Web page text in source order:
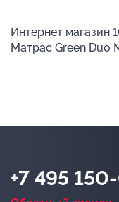
Интернет магазин
Матрас Green Duo
+7 495